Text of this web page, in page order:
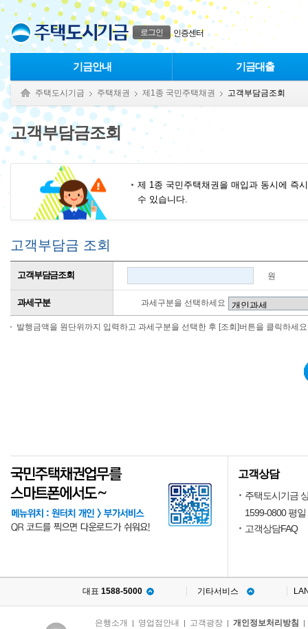
본문으로 바로가기
푸터 바로가기
로그인 인증센터
기금안내 기금대출
주택도시기금 주택채권 제1종 국민주택채권 고객부담금조회
고객부담금조회
제 1종 국민주택채권을 매입과 동시에 즉
수 있습니다.
고객부담금 조회
고객부담금조회 원
과세구분 과세구분을 선택하세요
발행금액을 원단위까지 입력하고 과세구분을 선택한 후 [조회]버튼을 클릭하세
고객상담
주택도시기금
1599-0800 평
고객상담FAQ
대표 1588-5000 기타서비스
은행소개 영업점안내 고객광장| 개인정보처리방침